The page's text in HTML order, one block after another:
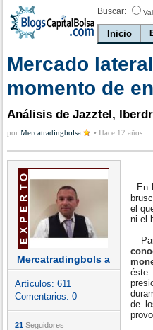
Buscar:
Inicio
Mercado
momento de
Análisis de Jazztel,
por Mercatradingbolsa • Hace 12 años
Mercatradingbols a
Artículos: 611
Comentarios: 0
21 Seguidores
En
el
ni el
éste
de